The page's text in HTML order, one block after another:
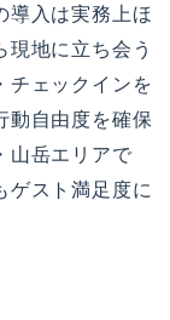
導入は実務上ほ
現地に立ち会う
チェックインを
動自由度を確保
山岳エリアで
ゲスト満足度に